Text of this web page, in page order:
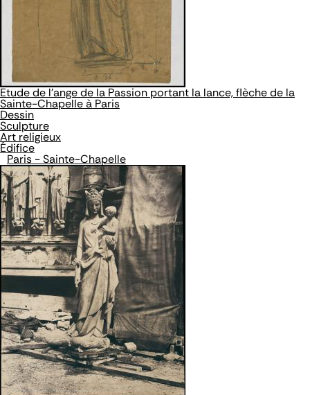
Etude de l'ange de la Passion portant la lance, flèche de la
Sainte-Chapelle à Paris
Dessin
Sculpture
Art religieux
Édifice
Paris - Sainte-Chapelle